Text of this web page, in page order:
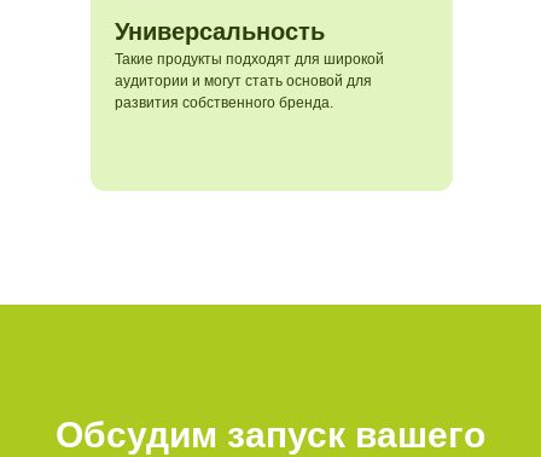
Универсальность
Такие продукты подходят для широкой
аудитории и могут стать основой для
развития собственного бренда.
Обсудим запуск вашего